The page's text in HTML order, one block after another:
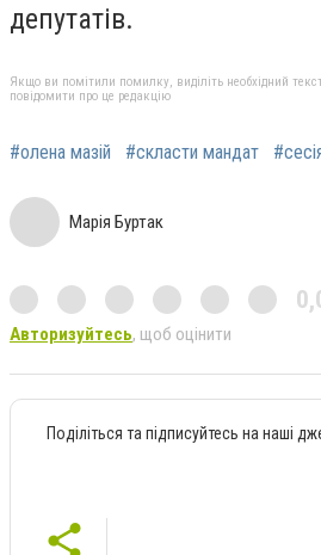
депутатів.
Якщо ви помітили помилку, виділіть необхідний
повідомити про це редакцію
#олена мазій #скласти мандат
Марія Буртак
Авторизуйтесь, щоб оцінити
Поділіться та підписуйтесь на наші